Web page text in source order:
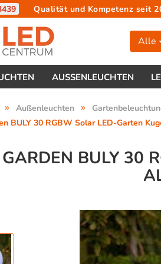
Qualität und Kompetenz seit
Alle
AUSSENLEUCHTEN
» Außenleuchten »
BULY 30 RGBW Solar LED-Garten
BULY 30